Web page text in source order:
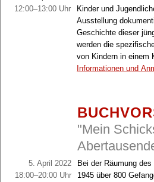
12:00–13:00 Uhr
Kinder und
Ausstellung
Geschichte dieser
werden die
von Kindern in einem
Informationen und
"Mein
5. April 2022
18:00–20:00 Uhr
Bei der Räumung
1945 über 800